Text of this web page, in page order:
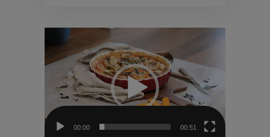
Video-
00:00 00:51